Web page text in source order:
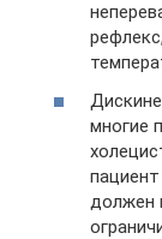
многие
должен